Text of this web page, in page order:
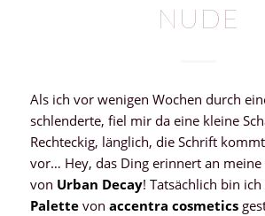
NUDE
Als ich vor wenigen Wochen durch
schlenderte, fiel mir da eine kleine
Rechteckig, länglich, die Schrift
vor… Hey, das Ding erinnert an meine
von Urban Decay! Tatsächlich bin
Palettevon accentra cosmetics